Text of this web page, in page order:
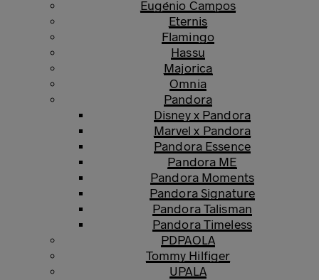
Eugénio Campos
Eternis
Flamingo
Hassu
Majorica
Omnia
Pandora
Disney x Pandora
Marvel x Pandora
Pandora Essence
Pandora ME
Pandora Moments
Pandora Signature
Pandora Talisman
Pandora Timeless
PDPAOLA
Tommy Hilfiger
UPALA